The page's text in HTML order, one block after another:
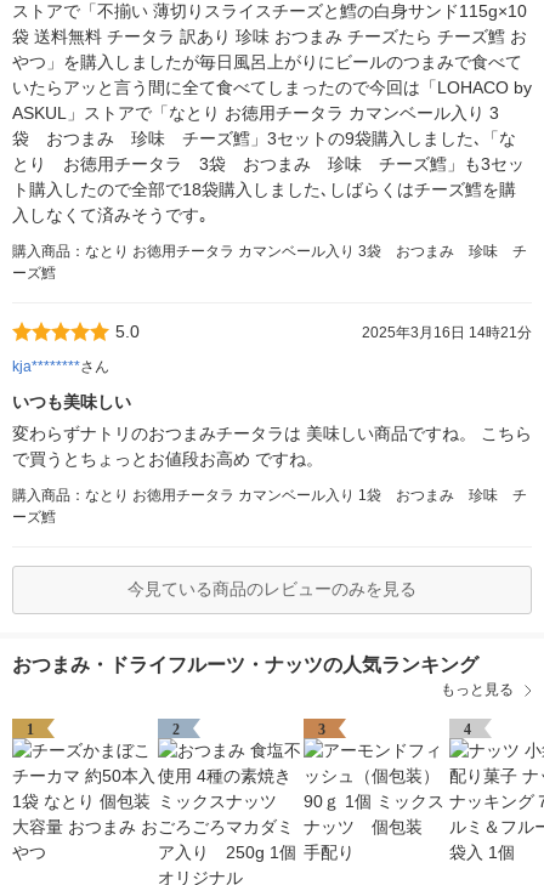
ストアで「不揃い 薄切りスライスチーズと鱈の白身サンド115g×10
袋 送料無料 チータラ 訳あり 珍味 おつまみ チーズたら チーズ鱈 お
やつ」を購入しましたが毎日風呂上がりにビールのつまみで食べて
いたらアッと言う間に全て食べてしまったので今回は「LOHACO by
ASKUL」ストアで「なとり お徳用チータラ カマンベール入り 3
袋 おつまみ 珍味 チーズ鱈」3セットの9袋購入しました､「な
とり お徳用チータラ 3袋 おつまみ 珍味 チーズ鱈」も3セッ
ト購入したので全部で18袋購入しました､しばらくはチーズ鱈を購
入しなくて済みそうです｡
購入商品：なとり お徳用チータラ カマンベール入り 3袋 おつまみ 珍味 チ
ーズ鱈
5.0
2025年3月16日 14時21分
kja********さん
いつも美味しい
変わらずナトリのおつまみチータラは 美味しい商品ですね。 こちら
で買うとちょっとお値段お高め ですね。
購入商品：なとり お徳用チータラ カマンベール入り 1袋 おつまみ 珍味 チ
ーズ鱈
今見ている商品のレビューのみを見る
おつまみ・ドライフルーツ・ナッツの人気ランキング
もっと見る
1 2 3 4